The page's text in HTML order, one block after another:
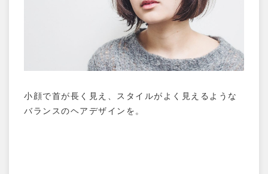
小顔で首が長く見え、スタイルがよく見えるような
バランスのヘアデザインを。